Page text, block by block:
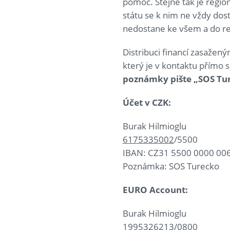
státu se k nim ne vždy
nedostane ke všem a do
Distribuci financí
který je v kontaktu přímo
poznámky pište „SOS
Účet v CZK:
Burak Hilmioglu
6175335002/5500
IBAN: CZ31 5500 0000
Poznámka: SOS Turecko
EURO Account:
Burak Hilmioglu
1995326213/0800